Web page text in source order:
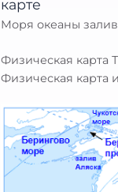
Моря океаны
Физическая карта
Физическая карта